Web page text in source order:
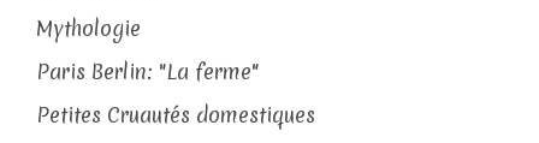
Mythologie
Paris Berlin: "La ferme"
Petites Cruautés domestiques